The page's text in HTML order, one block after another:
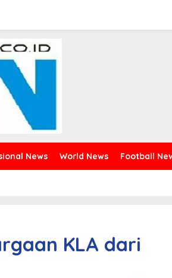
News World News Football
KLA dari